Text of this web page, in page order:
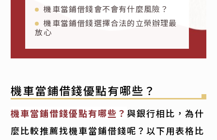
機車當鋪借錢會不會有什麼風險？
機車當鋪借錢選擇合法的立榮辦理最
放心
機車當鋪借錢優點有哪些？
機車當鋪借錢優點有哪些？與銀行相比，為什
麼比較推薦找機車當鋪借錢呢？以下用表格比